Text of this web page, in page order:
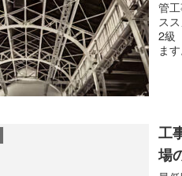
管
ス
2級
ま
ら
工
場